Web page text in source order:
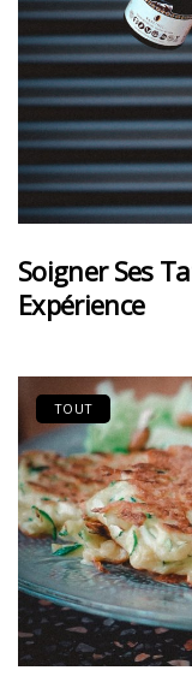
Soigner Ses
Expérience
TOUT